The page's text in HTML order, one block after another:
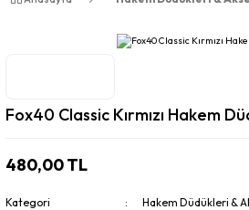
Fox40 Classic Kırmızı Hakem
480,00 TL
Kategori Hakem Düdükleri &